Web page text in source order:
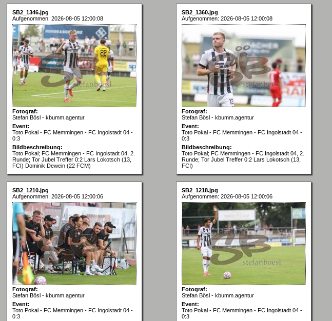
SB2_1346.jpg
Aufgenommen: 2026-08-05 12:00:08
Fotograf:
Stefan Bösl - kbumm.agentur
Event:
Toto Pokal - FC Memmingen - FC Ingolstadt 04 -
0:3
Bildbeschreibung:
Toto Pokal; FC Memmingen - FC Ingolstadt 04, 2.
Runde; Tor Jubel Treffer 0:2 Lars Lokotsch (13,
FCI) Dominik Dewein (22 FCM)
SB2_1360.jpg
Aufgenommen: 2026-08-05 12:00:08
Fotograf:
Stefan Bösl - kbumm.agentur
Event:
Toto Pokal - FC Memmingen - FC Ingolstadt 04 -
0:3
Bildbeschreibung:
Toto Pokal; FC Memmingen - FC Ingolstadt 04, 2.
Runde; Tor Jubel Treffer 0:2 Lars Lokotsch (13,
FCI)
SB2_1210.jpg
Aufgenommen: 2026-08-05 12:00:06
Fotograf:
Stefan Bösl - kbumm.agentur
Event:
Toto Pokal - FC Memmingen - FC Ingolstadt 04 -
0:3
SB2_1218.jpg
Aufgenommen: 2026-08-05 12:00:06
Fotograf:
Stefan Bösl - kbumm.agentur
Event:
Toto Pokal - FC Memmingen - FC Ingolstadt 04 -
0:3